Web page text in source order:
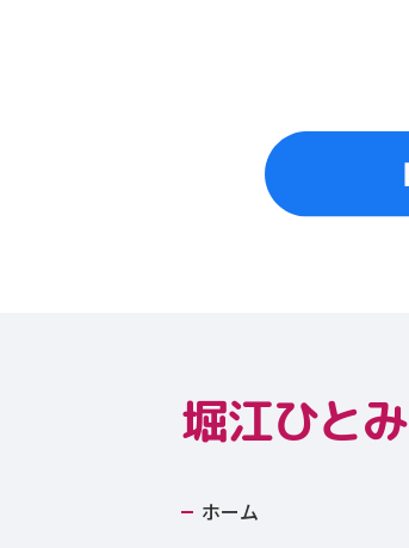
堀江ひとみ
ホーム